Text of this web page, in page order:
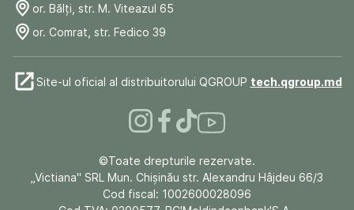
or. Bălți, str. M. Viteazul 65
or. Comrat, str. Fedico 39
Site-ul oficial al distribuitorului QGROUP tech.qgroup.md
©Toate drepturile rezervate.
„Victiana" SRL Mun. Chişinău str. Alexandru Hâjdeu 66/3
Cod fiscal: 1002600028096